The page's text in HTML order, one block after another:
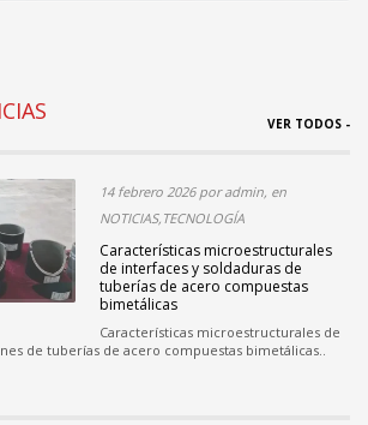
VER TODOS -
14 febrero 2026 por admin, en
NOTICIAS,TECNOLOGÍA
Características microestructurales
de interfaces y soldaduras de
tuberías de acero compuestas
bimetálicas
Características microestructurales de
de tuberías de acero compuestas bimetálicas..